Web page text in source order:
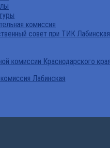
комиссия
совет при ТИК Лабинская
комиссии Краснодарского
Лабинская